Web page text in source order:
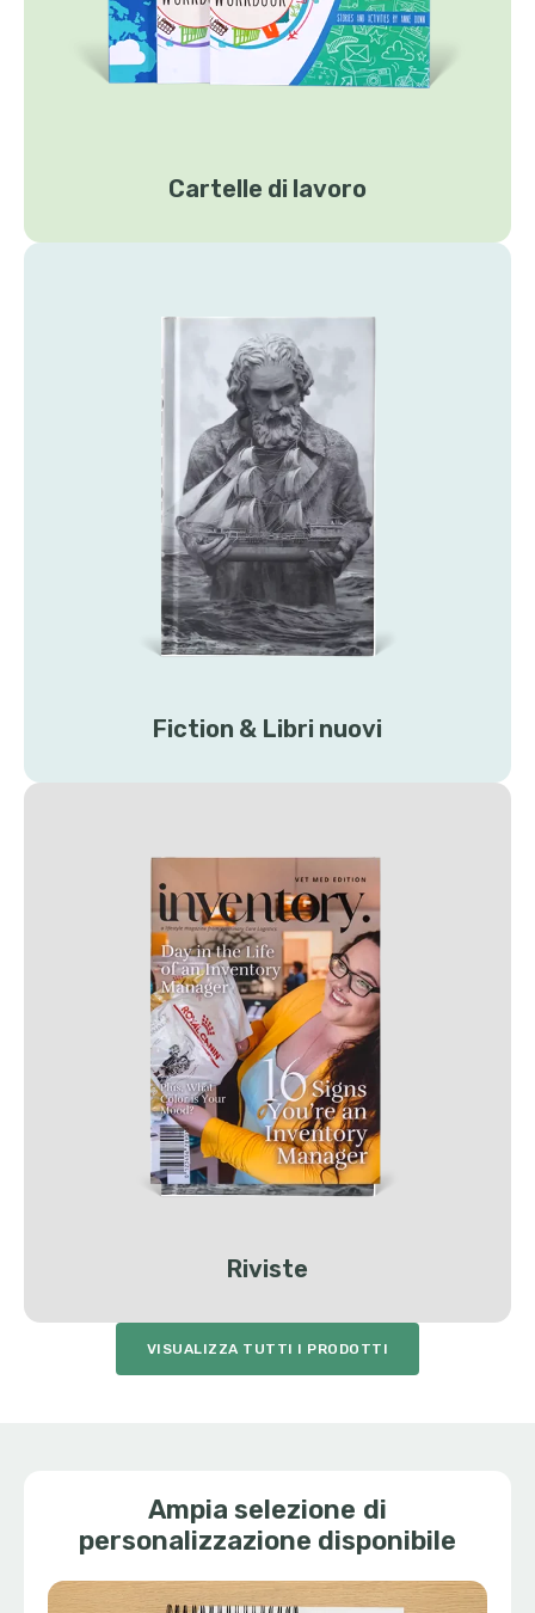
Cartelle di lavoro
Fiction & Libri nuovi
Riviste
VISUALIZZA TUTTI I PRODOTTI
Ampia selezione di
personalizzazione disponibile